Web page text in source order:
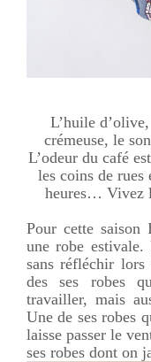
L’huile
crémeuse, le
L’odeur du café
les coins de rues
heures… Vivez
Pour cette
une robe estivale.
sans réfléchir lors
des ses robes
travailler, mais
Une de ses robes
laisse passer le
ses robes dont on